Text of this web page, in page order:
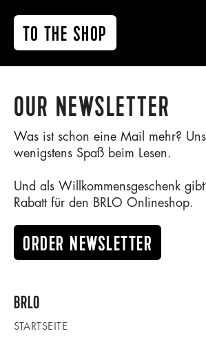
TO THE SHOP
OUR NEWSLETTER
Was ist schon eine Mail mehr?
wenigstens Spaß beim Lesen.
Und als Willkommensgeschenk
Rabatt für den BRLO Onlineshop.
ORDER NEWSLETTER
BRLO
STARTSEITE